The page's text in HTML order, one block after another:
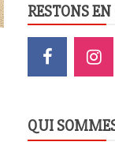
RESTONS
QUI